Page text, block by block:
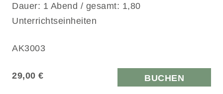
Dauer: 1 Abend / gesamt: 1,80
Unterrichtseinheiten
AK3003
29,00 € BUCHEN